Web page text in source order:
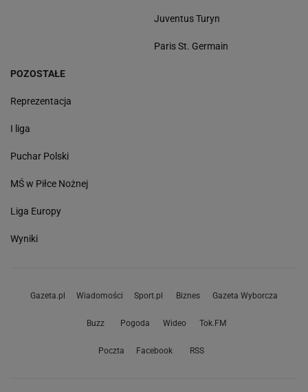
Juventus Turyn
Paris St. Germain
POZOSTAŁE
Reprezentacja
I liga
Puchar Polski
MŚ w Piłce Nożnej
Liga Europy
Wyniki
Gazeta.pl Wiadomości Sport.pl Biznes Gazeta Wyborcza
Buzz Pogoda Wideo Tok.FM
Poczta Facebook RSS